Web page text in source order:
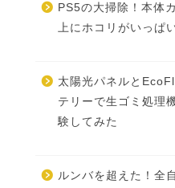
PS5の大掃除！本体
上にホコリがいっぱ
太陽光パネルと
テリーで生ゴミ処理
験してみた
ルンバを超えた！全